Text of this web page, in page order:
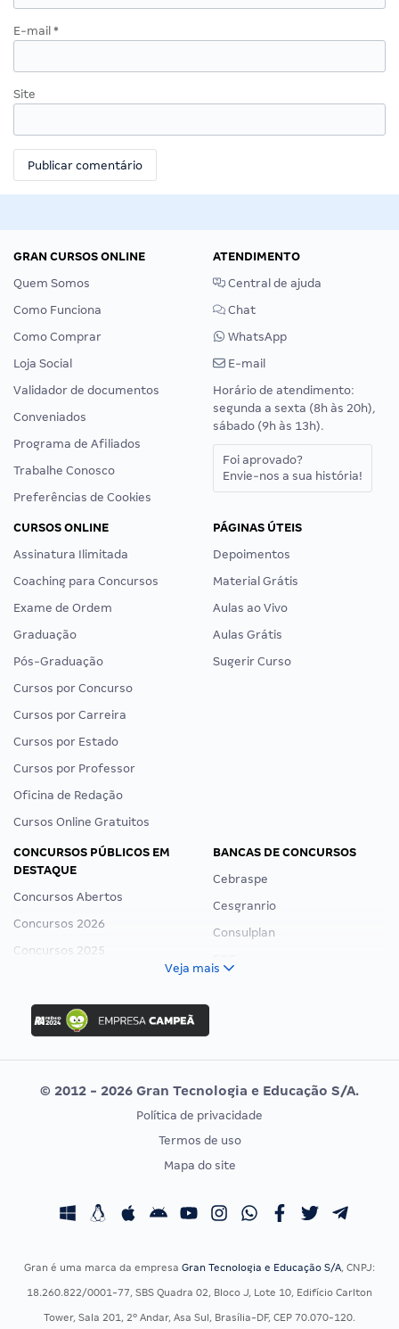
E-mail *
Site
GRAN CURSOS ONLINE
Quem Somos
Como Funciona
Como Comprar
Loja Social
Validador de documentos
Conveniados
Programa de Afiliados
Trabalhe Conosco
Preferências de Cookies
ATENDIMENTO
Central de ajuda
Chat
WhatsApp
E-mail
Horário de atendimento:
segunda a sexta (8h às 20h),
sábado (9h às 13h).
Foi aprovado?
Envie-nos a sua história!
CURSOS ONLINE
Assinatura Ilimitada
Coaching para Concursos
Exame de Ordem
Graduação
Pós-Graduação
Cursos por Concurso
Cursos por Carreira
Cursos por Estado
Cursos por Professor
Oficina de Redação
Cursos Online Gratuitos
PÁGINAS ÚTEIS
Depoimentos
Material Grátis
Aulas ao Vivo
Aulas Grátis
Sugerir Curso
CONCURSOS PÚBLICOS EM
DESTAQUE
Concursos Abertos
Concursos 2026
Concursos 2025
Concurso Ibama
Concurso MPU
Editais publicados
BANCAS DE CONCURSOS
Cebraspe
Cesgranrio
Consulplan
Vunesp
CONCURSOS POR PROFISSÃO
Concursos Fiscais
Concursos Saúde
EXAME DE ORDEM
Calendário OAB
Veja mais
© 2012 - 2026 Gran Tecnologia e Educação S/A.
Política de privacidade
Termos de uso
Mapa do site
Gran é uma marca da empresa Gran Tecnologia e Educação S/A, CNPJ:
18.260.822/0001-77, SBS Quadra 02, Bloco J, Lote 10, Edifício Carlton
Tower, Sala 201, 2º Andar, Asa Sul, Brasília-DF, CEP 70.070-120.